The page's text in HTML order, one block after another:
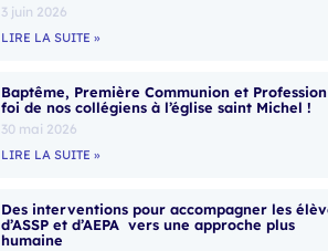
3 juin 2026
LIRE LA SUITE »
Baptême, Première Communion et
foi de nos collégiens à l’église saint Michel !
30 mai 2026
LIRE LA SUITE »
Des interventions pour accompagner les
d’ASSP et d’AEPA vers une approche plus
humaine